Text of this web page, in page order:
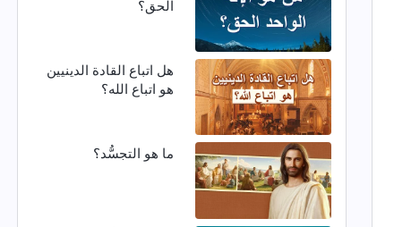
الحق؟
هل اتباع القادة الدينيين
هو اتباع الله؟
ما هو التجسُّد؟